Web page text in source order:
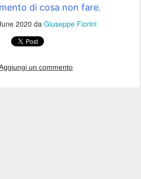
di cosa non fare.
2020 da Giuseppe Fiorini
un commento